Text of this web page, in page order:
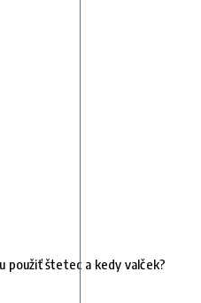
použiť štetec a kedy valček?